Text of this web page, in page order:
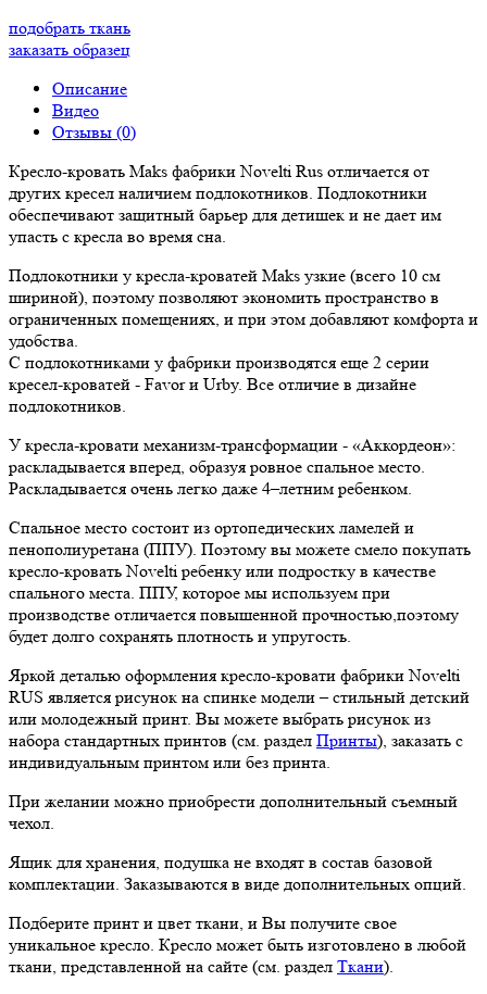
подобрать ткань
заказать образец
Описание
Видео
Отзывы (0)
Кресло-кровать Maks фабрики Novelti Rus отличается от
других кресел наличием подлокотников. Подлокотники
обеспечивают защитный барьер для детишек и не дает им
упасть с кресла во время сна.
Подлокотники у кресла-кроватей Maks узкие (всего 10 см
шириной), поэтому позволяют экономить пространство в
ограниченных помещениях, и при этом добавляют комфорта и
удобства.
С подлокотниками у фабрики производятся еще 2 серии
кресел-кроватей - Favor и Urby. Все отличие в дизайне
подлокотников.
У кресла-кровати механизм-трансформации - «Аккордеон»:
раскладывается вперед, образуя ровное спальное место.
Раскладывается очень легко даже 4–летним ребенком.
Cпальное место состоит из ортопедических ламелей и
пенополиуретана (ППУ). Поэтому вы можете смело покупать
кресло-кровать Novelti ребенку или подростку в качестве
спального места. ППУ, которое мы используем при
производстве отличается повышенной прочностью,поэтому
будет долго сохранять плотность и упругость.
Яркой деталью оформления кресло-кровати фабрики Novelti
RUS является рисунок на спинке модели – стильный детский
или молодежный принт. Вы можете выбрать рисунок из
набора стандартных принтов (см. раздел Принты), заказать с
индивидуальным принтом или без принта.
При желании можно приобрести дополнительный съемный
чехол.
Ящик для хранения, подушка не входят в состав базовой
комплектации. Заказываются в виде дополнительных опций.
Подберите принт и цвет ткани, и Вы получите свое
уникальное кресло. Кресло может быть изготовлено в любой
ткани, представленной на сайте (см. раздел Ткани).